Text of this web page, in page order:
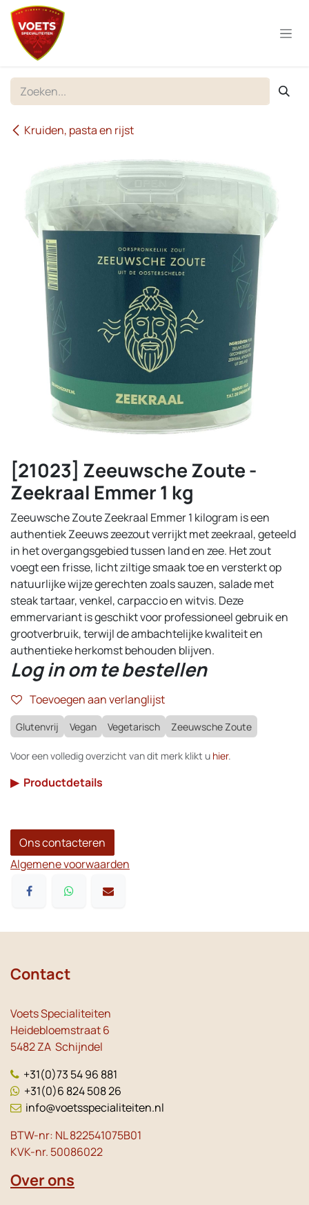
Overslaan naar inhoud
Kruiden, pasta en rijst
[21023] Zeeuwsche Zoute -
Zeekraal Emmer 1 kg
Zeeuwsche Zoute Zeekraal Emmer 1 kilogram is een
authentiek Zeeuws zeezout verrijkt met zeekraal, geteeld
in het overgangsgebied tussen land en zee. Het zout
voegt een frisse, licht ziltige smaak toe en versterkt op
natuurlijke wijze gerechten zoals sauzen, salade met
steak tartaar, venkel, carpaccio en witvis. Deze
emmervariant is geschikt voor professioneel gebruik en
grootverbruik, terwijl de ambachtelijke kwaliteit en
authentieke herkomst behouden blijven.
Log in om te bestellen
Toevoegen aan verlanglijst
Glutenvrij Vegan Vegetarisch Zeeuwsche Zoute
Voor een volledig overzicht van dit merk klikt u hier.
▶ Productdetails
Ons contacteren
Algemene voorwaarden
Contact
Voets Specialiteiten
Heidebloemstraat 6
5482 ZA Schijndel
+31(0)73 54 96 881
+31(0)6 824 508 26
info@voetsspecialiteiten.nl
BTW-nr: NL 822541075B01
KVK-nr. 50086022
Over ons